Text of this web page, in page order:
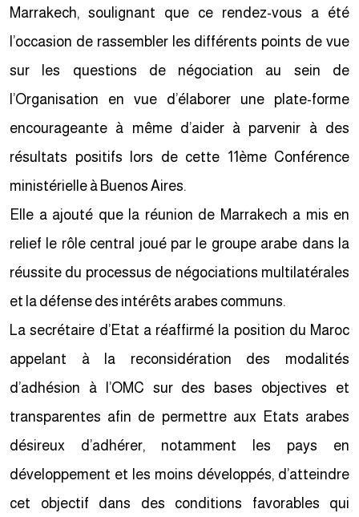
Marrakech, soulignant que ce rendez-vous a été
l’occasion de rassembler les différents points de vue
sur les questions de négociation au sein de
l’Organisation en vue d’élaborer une plate-forme
encourageante à même d’aider à parvenir à des
résultats positifs lors de cette 11ème Conférence
ministérielle à Buenos Aires.
Elle a ajouté que la réunion de Marrakech a mis en
relief le rôle central joué par le groupe arabe dans la
réussite du processus de négociations multilatérales
et la défense des intérêts arabes communs.
La secrétaire d’Etat a réaffirmé la position du Maroc
appelant à la reconsidération des modalités
d’adhésion à l’OMC sur des bases objectives et
transparentes afin de permettre aux Etats arabes
désireux d’adhérer, notamment les pays en
développement et les moins développés, d’atteindre
cet objectif dans des conditions favorables qui